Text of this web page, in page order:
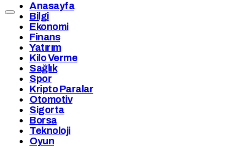
Anasayfa
Bilgi
Ekonomi
Finans
Yatırım
Kilo Verme
Sağlık
Spor
Kripto Paralar
Otomotiv
Sigorta
Borsa
Teknoloji
Oyun